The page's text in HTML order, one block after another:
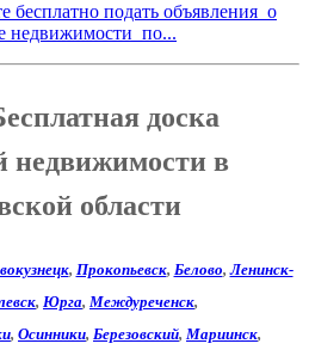
подать объявления о
недвижимости по...
доска
недвижимости в
области
, Прокопьевск, Белово,Ленинск-
, Юрга, Междуреченск,
, Осинники, Березовский, Мариинск,